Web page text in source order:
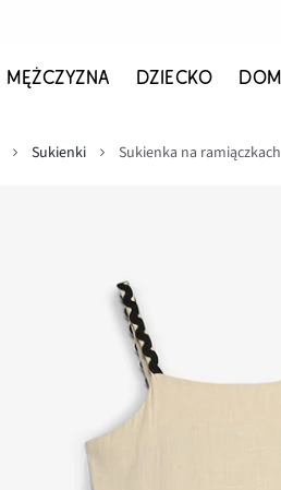
MĘŻCZYZNA DZIECKO DOM
Sukienki Sukienka na ramiączkach